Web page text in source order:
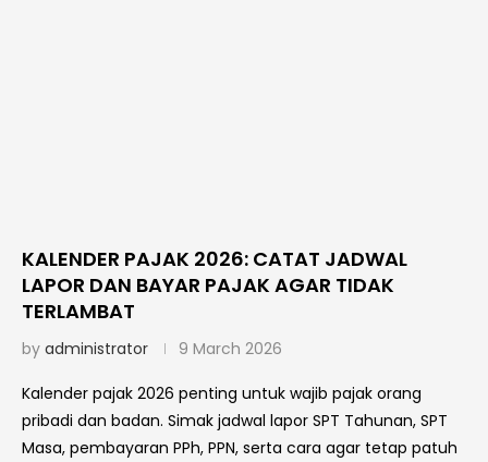
KALENDER PAJAK 2026: CATAT JADWAL
LAPOR DAN BAYAR PAJAK AGAR TIDAK
TERLAMBAT
by administrator 9 March 2026
Kalender pajak 2026 penting untuk wajib pajak orang
pribadi dan badan. Simak jadwal lapor SPT Tahunan, SPT
Masa, pembayaran PPh, PPN, serta cara agar tetap patuh